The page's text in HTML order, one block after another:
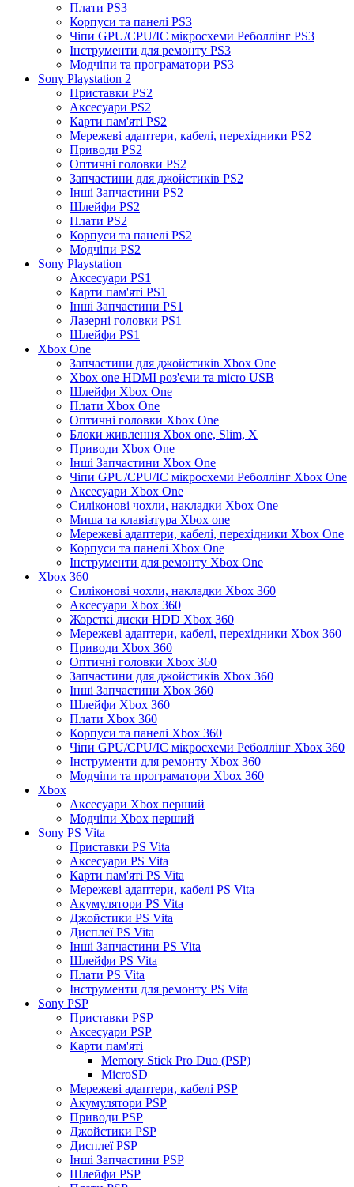
Плати PS3
Корпуси та панелі PS3
Чіпи GPU/CPU/IC мікросхеми Реболлінг PS3
Інструменти для ремонту PS3
Модчіпи та програматори PS3
Sony Playstation 2
Приставки PS2
Аксесуари PS2
Карти пам'яті PS2
Мережеві адаптери, кабелі, перехідники PS2
Приводи PS2
Оптичні головки PS2
Запчастини для джойстиків PS2
Інші Запчастини PS2
Шлейфи PS2
Плати PS2
Корпуси та панелі PS2
Модчіпи PS2
Sony Playstation
Аксесуари PS1
Карти пам'яті PS1
Інші Запчастини PS1
Лазерні головки PS1
Шлейфи PS1
Xbox One
Запчастини для джойстиків Xbox One
Xbox one HDMI роз'єми та micro USB
Шлейфи Xbox One
Плати Xbox One
Оптичні головки Xbox One
Блоки живлення Xbox one, Slim, X
Приводи Xbox One
Інші Запчастини Xbox One
Чіпи GPU/CPU/IC мікросхеми Реболлінг Xbox One
Аксесуари Xbox One
Силіконові чохли, накладки Xbox One
Миша та клавіатура Xbox one
Мережеві адаптери, кабелі, перехідники Xbox One
Корпуси та панелі Xbox One
Інструменти для ремонту Xbox One
Xbox 360
Силіконові чохли, накладки Xbox 360
Аксесуари Xbox 360
Жорсткі диски HDD Xbox 360
Мережеві адаптери, кабелі, перехідники Xbox 360
Приводи Xbox 360
Оптичні головки Xbox 360
Запчастини для джойстиків Xbox 360
Інші Запчастини Xbox 360
Шлейфи Xbox 360
Плати Xbox 360
Корпуси та панелі Xbox 360
Чіпи GPU/CPU/IC мікросхеми Реболлінг Xbox 360
Інструменти для ремонту Xbox 360
Модчіпи та програматори Xbox 360
Xbox
Аксесуари Xbox перший
Модчіпи Xbox перший
Sony PS Vita
Приставки PS Vita
Аксесуари PS Vita
Карти пам'яті PS Vita
Мережеві адаптери, кабелі PS Vita
Акумулятори PS Vita
Джойстики PS Vita
Дисплеї PS Vita
Інші Запчастини PS Vita
Шлейфи PS Vita
Плати PS Vita
Інструменти для ремонту PS Vita
Sony PSP
Приставки PSP
Аксесуари PSP
Карти пам'яті
Memory Stick Pro Duo (PSP)
MicroSD
Мережеві адаптери, кабелі PSP
Акумулятори PSP
Приводи PSP
Джойстики PSP
Дисплеї PSP
Інші Запчастини PSP
Шлейфи PSP